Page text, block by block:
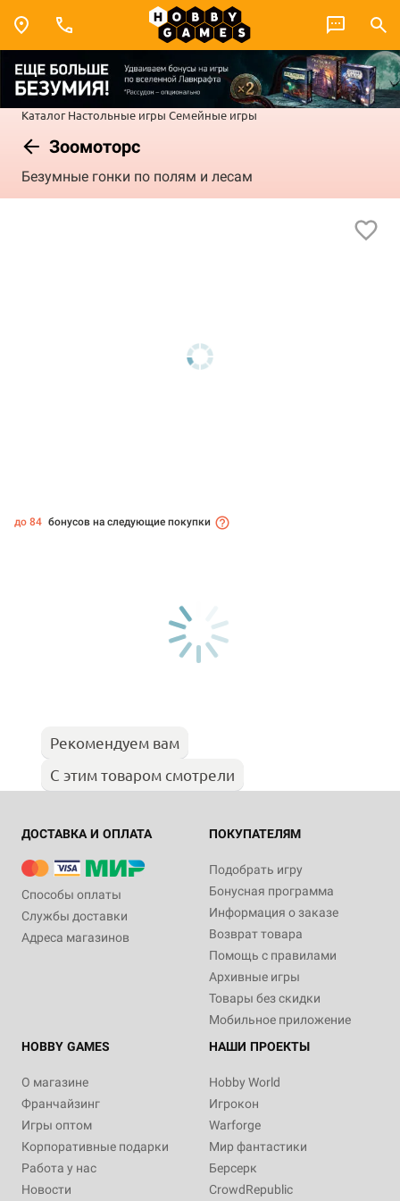
Каталог Настольные игры Семейные игры
Зоомоторс
Безумные гонки по полям и лесам
до 84 бонусов на следующие покупки
Рекомендуем вам
С этим товаром смотрели
ДОСТАВКА И ОПЛАТА
Способы оплаты
Службы доставки
Адреса магазинов
ПОКУПАТЕЛЯМ
Подобрать игру
Бонусная программа
Информация о заказе
Возврат товара
Помощь с правилами
Архивные игры
Товары без скидки
Мобильное приложение
HOBBY GAMES
О магазине
Франчайзинг
Игры оптом
Корпоративные подарки
Работа у нас
Новости
НАШИ ПРОЕКТЫ
Hobby World
Игрокон
Warforge
Мир фантастики
Берсерк
CrowdRepublic